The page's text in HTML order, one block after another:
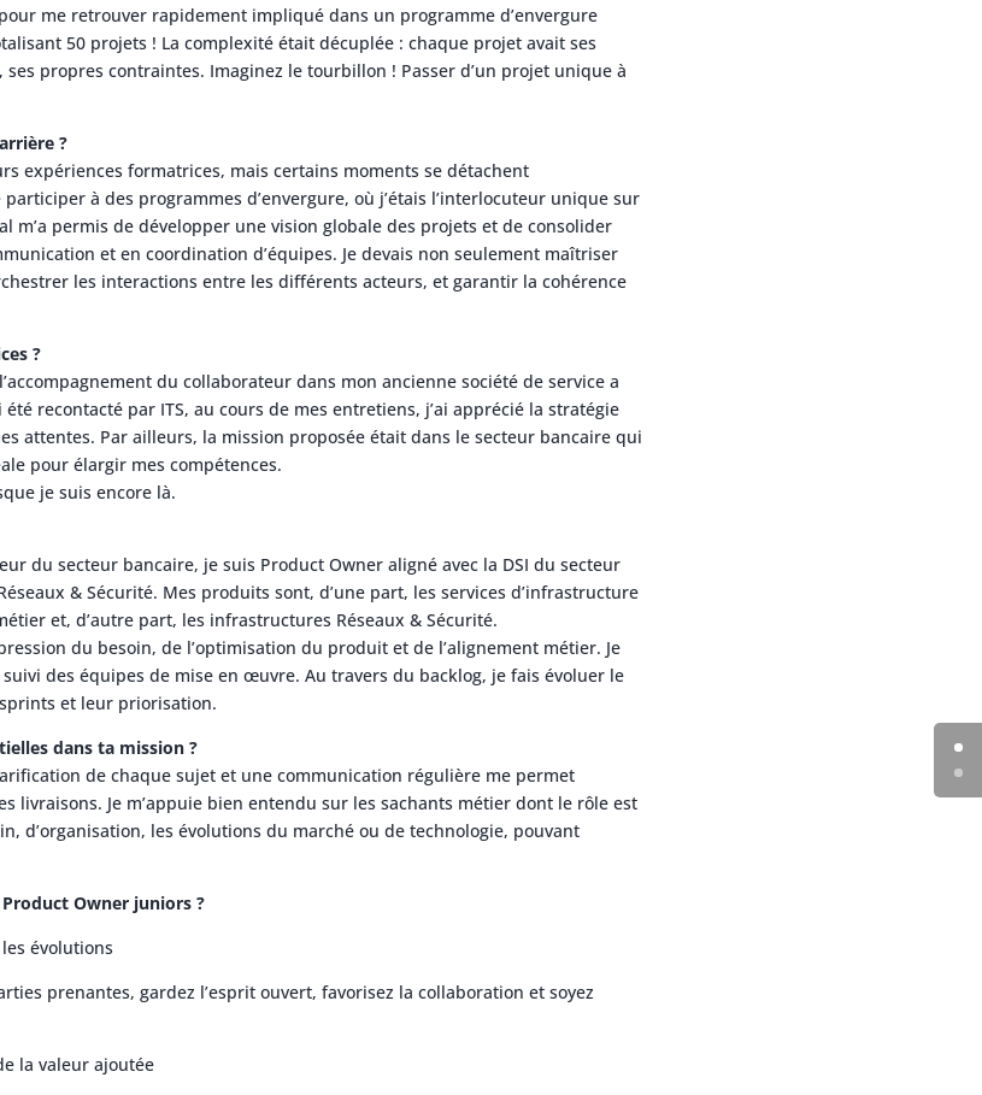
me retrouver rapidement impliqué dans un programme d’envergure
50 projets ! La complexité était décuplée : chaque projet avait ses
propres contraintes. Imaginez le tourbillon ! Passer d’un projet unique à
?
expériences formatrices, mais certains moments se détachent
à des programmes d’envergure, où j’étais l’interlocuteur unique sur
m’a permis de développer une vision globale des projets et de consolider
et en coordination d’équipes. Je devais non seulement maîtriser
les interactions entre les différents acteurs, et garantir la cohérence
?
du collaborateur dans mon ancienne société de service a
recontacté par ITS, au cours de mes entretiens, j’ai apprécié la stratégie
attentes. Par ailleurs, la mission proposée était dans le secteur bancaire qui
pour élargir mes compétences.
je suis encore là.
du secteur bancaire, je suis Product Owner aligné avec la DSI du secteur
& Sécurité. Mes produits sont, d’une part, les services d’infrastructure
et, d’autre part, les infrastructures Réseaux & Sécurité.
du besoin, de l’optimisation du produit et de l’alignement métier. Je
suivi des équipes de mise en œuvre. Au travers du backlog, je fais évoluer le
et leur priorisation.
dans ta mission ?
de chaque sujet et une communication régulière me permet
livraisons. Je m’appuie bien entendu sur les sachants métier dont le rôle est
d’organisation, les évolutions du marché ou de technologie, pouvant
Owner juniors ?
évolutions
prenantes, gardez l’esprit ouvert, favorisez la collaboration et soyez
la valeur ajoutée